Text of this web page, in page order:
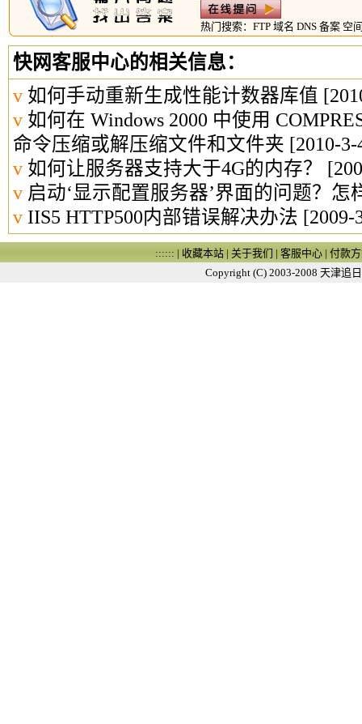
热门搜索： FTP 域名 DNS 备案 空
快网客服中心的相关信息：
v 如何手动重新生成性能计数器库值
v 如何在 Windows 2000 中使用
命令压缩或解压缩文件和文件夹 [2010-
v 如何让服务器支持大于4G的内存？
v 启动‘显示配置服务器’界面的问题？怎
v IIS5 HTTP500内部错误解决办法 [2009-
:::::: | 收藏本站 | 关于我们 | 客服中心 | 付款
Copyright (C) 2003-2008 天津追